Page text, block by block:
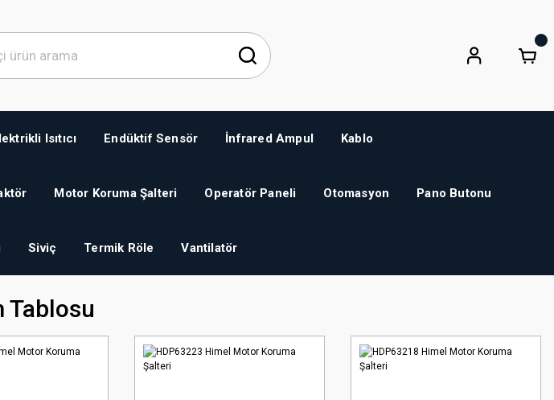
Isıtıcı Endüktif Sensör İnfrared Ampul Kablo
Motor Koruma Şalteri Operatör Paneli Otomasyon Pano Butonu
Siviç Termik Röle Vantilatör
Tablosu